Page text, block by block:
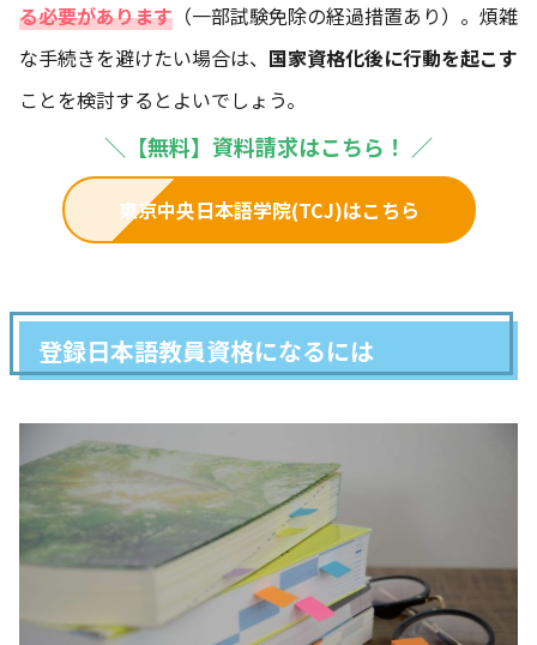
る必要があります （一部試験免除の経過措置あり）。煩雑
な手続きを避けたい場合は、 国家資格化後に行動を起こす
ことを検討するとよいでしょう。
＼ 【無料】資料請求はこちら！ ／
東京中央日本語学院(TCJ)はこちら
登録日本語教員資格になるには